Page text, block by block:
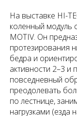
На выставке HI-
коленный модуль
MOTIV. Он
протезирования
бедра и
активности 2–3 и
повседневный
преодолевать
по лестнице,
нагрузками (езда